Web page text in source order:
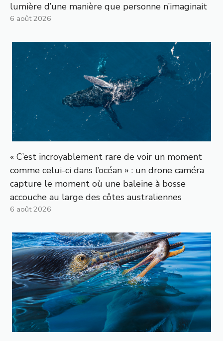
lumière d’une manière que personne n’imaginait
6 août 2026
« C’est incroyablement rare de voir un moment
comme celui-ci dans l’océan » : un drone caméra
capture le moment où une baleine à bosse
accouche au large des côtes australiennes
6 août 2026